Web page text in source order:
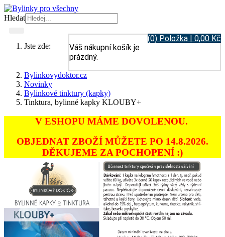
Hledat
(0) Položka | 0,00 Kč
Váš nákupní košík je
prázdný.
Jste zde:
Bylinkovydoktor.cz
Novinky
Bylinkové tinktury (kapky)
Tinktura, bylinné kapky KLOUBY+
V ESHOPU MÁME DOVOLENOU.
OBJEDNAT ZBOŽÍ MŮŽETE PO 14.8.2026.
DĚKUJEME ZA POCHOPENÍ :)